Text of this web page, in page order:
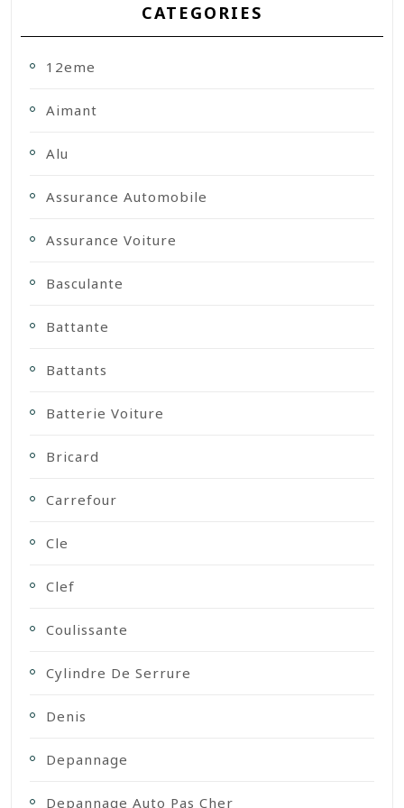
CATEGORIES
12eme
Aimant
Alu
Assurance Automobile
Assurance Voiture
Basculante
Battante
Battants
Batterie Voiture
Bricard
Carrefour
Cle
Clef
Coulissante
Cylindre De Serrure
Denis
Depannage
Depannage Auto Pas Cher